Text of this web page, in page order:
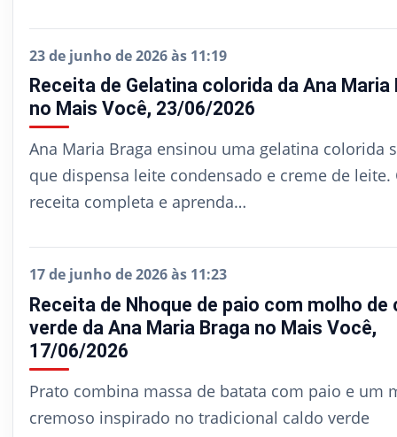
23 de junho de 2026 às 11:19
Receita de Gelatina colorida da Ana Maria
no Mais Você, 23/06/2026
Ana Maria Braga ensinou uma gelatina colorida
que dispensa leite condensado e creme de leite.
receita completa e aprenda…
17 de junho de 2026 às 11:23
Receita de Nhoque de paio com molho de
verde da Ana Maria Braga no Mais Você,
17/06/2026
Prato combina massa de batata com paio e um
cremoso inspirado no tradicional caldo verde